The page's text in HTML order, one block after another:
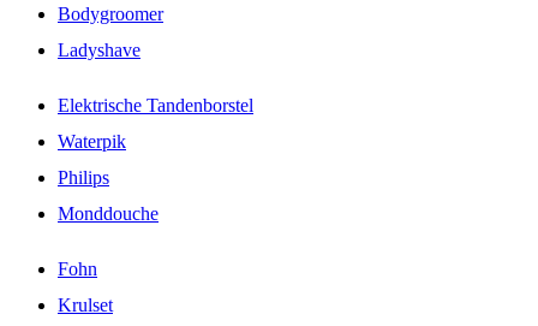
Bodygroomer
Ladyshave
Elektrische Tandenborstel
Waterpik
Philips
Monddouche
Fohn
Krulset